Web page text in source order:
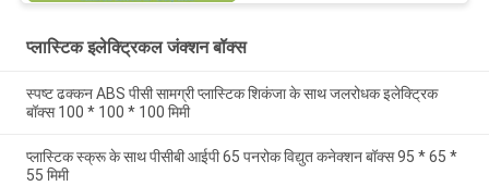
प्लास्टिक इलेक्ट्रिकल जंक्शन बॉक्स
स्पष्ट ढक्कन ABS पीसी सामग्री प्लास्टिक शिकंजा के साथ जलरोधक इलेक्ट्रिक
बॉक्स 100 * 100 * 100 मिमी
प्लास्टिक स्क्रू के साथ पीसीबी आईपी 65 पनरोक विद्युत कनेक्शन बॉक्स 95 * 65 *
55 मिमी